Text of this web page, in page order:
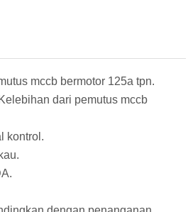
mccb bermotor 125a tpn.
dari pemutus mccb
kontrol.